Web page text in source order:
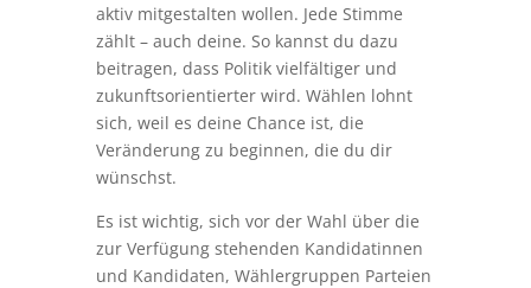
aktiv mitgestalten wollen. Jede Stimme
zählt – auch deine. So kannst du dazu
beitragen, dass Politik vielfältiger und
zukunftsorientierter wird. Wählen lohnt
sich, weil es deine Chance ist, die
Veränderung zu beginnen, die du dir
wünschst.
Es ist wichtig, sich vor der Wahl über die
zur Verfügung stehenden Kandidatinnen
und Kandidaten, Wählergruppen Parteien